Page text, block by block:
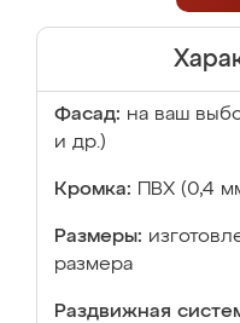
Фасад: на ваш
и др.)
Кромка: ПВХ (0,4
Размеры:
размера
Раздвижная